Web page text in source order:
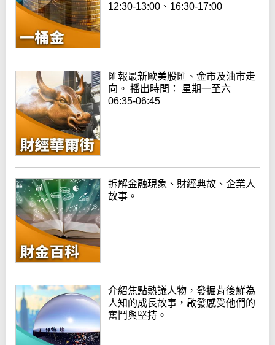
12:30-13:00、16:30-17:00
匯報最新歐美股匯、金市及油市走
向。 播出時間： 星期一至六
06:35-06:45
拆解金融現象、財經典故、企業人
故事。
介紹焦點熱議人物，發掘背後鮮為
人知的成長故事，啟發感受他們的
奮鬥與堅持。